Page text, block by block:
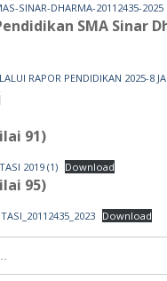
SINAR-DHARMA-20112435-2025
SMA Sinar
RAPOR PENDIDIKAN 2025-8
91)
2019 (1) Download
95)
Download